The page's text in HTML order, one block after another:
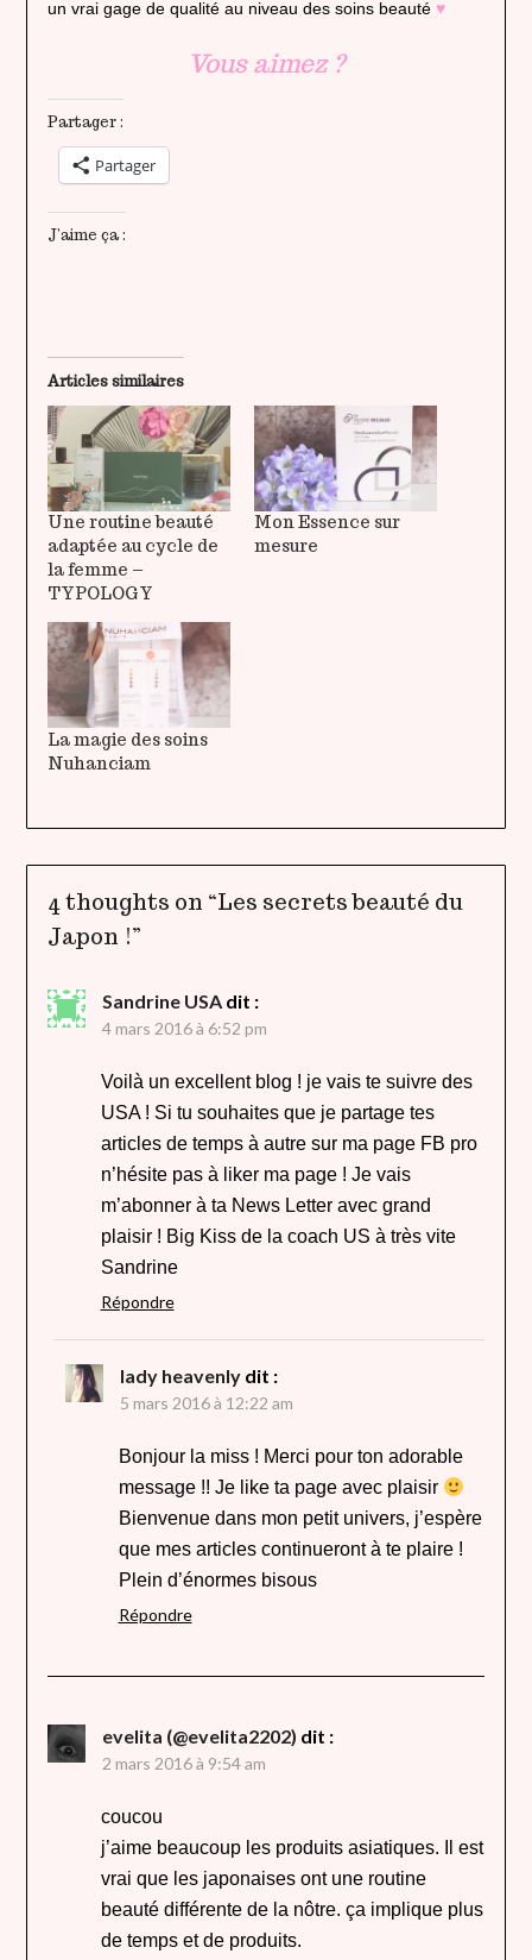
un vrai gage de qualité au niveau des soins beauté ♥
Vous aimez ?
Partager :
Partager
J’aime ça :
Articles similaires
Une routine beauté
adaptée au cycle de
la femme –
TYPOLOGY
Mon Essence sur
mesure
La magie des soins
Nuhanciam
4 thoughts on “Les secrets beauté du
Japon !”
Sandrine USA dit :
4 mars 2016 à 6:52 pm
Voilà un excellent blog ! je vais te suivre des
USA ! Si tu souhaites que je partage tes
articles de temps à autre sur ma page FB pro
n’hésite pas à liker ma page ! Je vais
m’abonner à ta News Letter avec grand
plaisir ! Big Kiss de la coach US à très vite
Sandrine
Répondre
lady heavenly dit :
5 mars 2016 à 12:22 am
Bonjour la miss ! Merci pour ton adorable
message !! Je like ta page avec plaisir
Bienvenue dans mon petit univers, j’espère
que mes articles continueront à te plaire !
Plein d’énormes bisous
Répondre
evelita (@evelita2202) dit :
2 mars 2016 à 9:54 am
coucou
j’aime beaucoup les produits asiatiques. Il est
vrai que les japonaises ont une routine
beauté différente de la nôtre. ça implique plus
de temps et de produits.